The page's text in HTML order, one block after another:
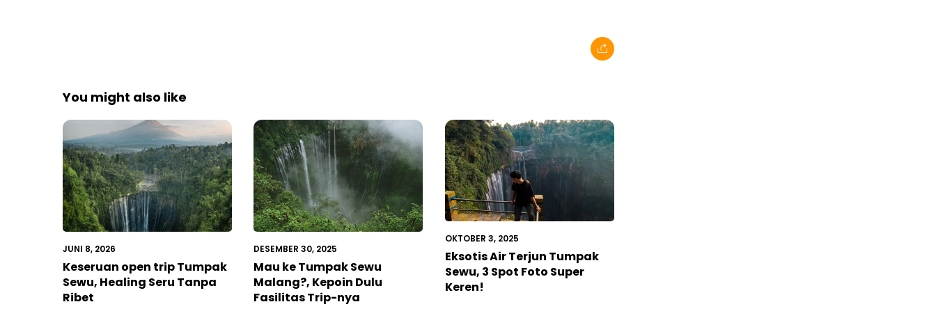
You might also like
JUNI 8, 2026
Keseruan open trip Tumpak
Sewu, Healing Seru Tanpa
Ribet
DESEMBER 30, 2025
Mau ke Tumpak Sewu
Malang?, Kepoin Dulu
Fasilitas Trip-nya
OKTOBER 3, 2025
Eksotis Air Terjun Tumpak
Sewu, 3 Spot Foto Super
Keren!